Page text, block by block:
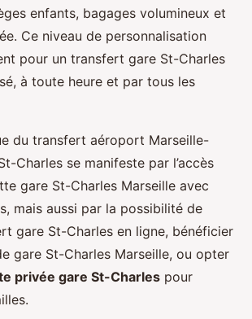
enfants, bagages volumineux et
Ce niveau de personnalisation
pour un transfert gare St-Charles
à toute heure et par tous les
du transfert aéroport Marseille-
Charles se manifeste par l’accès
gare St-Charles Marseille avec
mais aussi par la possibilité de
gare St-Charles en ligne, bénéficier
gare St-Charles Marseille, ou opter
privée gare St-Charles pour